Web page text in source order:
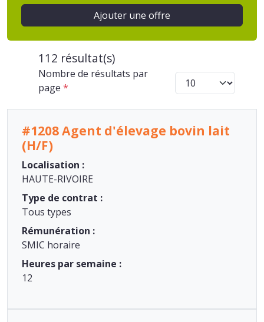
Ajouter une offre
112 résultat(s)
Nombre de résultats par
page *
#1208 Agent d'élevage bovin lait
(H/F)
Localisation :
HAUTE-RIVOIRE
Type de contrat :
Tous types
Rémunération :
SMIC horaire
Heures par semaine :
12